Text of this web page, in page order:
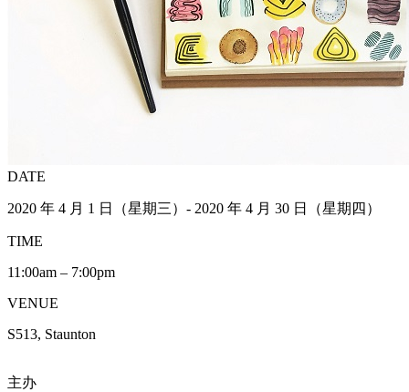
DATE
2020 年 4 月 1 日（星期三）- 2020 年 4 月 30 日（星期四）
TIME
11:00am – 7:00pm
VENUE
S513, Staunton
主办